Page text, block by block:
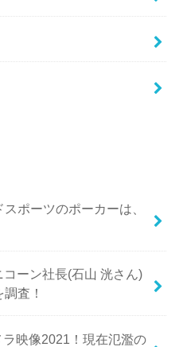
ポーツのポーカーは、
コーン社長(石山 洸さん)
査！
映像2021！現在氾濫の